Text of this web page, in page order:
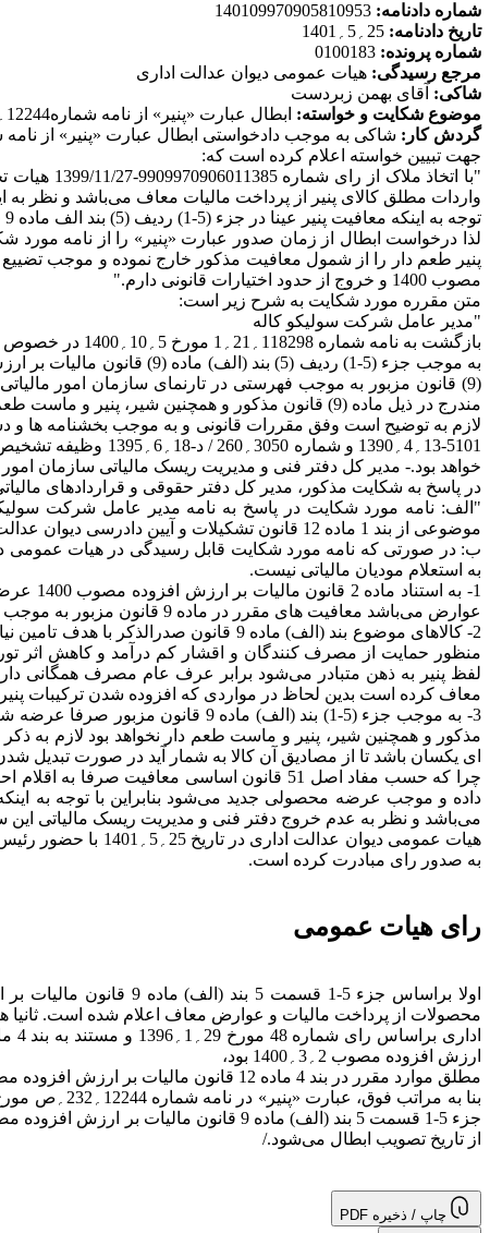
شماره دادنامه: 140109970905810953
تاریخ دادنامه: 25؍5؍1401
شماره پرونده: 0100183
مرجع رسیدگی: هیات عمومی دیوان عدالت اداری
شاکی: آقای بهمن زبردست
موضوع شکایت و خواسته: ابطال عبارت «پنیر» از نامه شماره12244؍232؍ص مورخ 26؍10؍1400 مدیر کل دفتر فنی و مدیریت ریسک مالیاتی سازمان امور مالیاتی کشور
گردش کار:
جهت تبیین خواسته اعلام کرده است که:
واردات مطلق کالای پنیر از پرداخت مالیات معاف می‌باشد و نظر
توجه به اینکه معافیت پنیر عینا در جزء (5-1) ردیف (5) بند الف ماده 9 قانون مالیات بر ارزش افزوده مصوب 1400 نیز ذکر شده
لذا درخواست ابطال از زمان صدور عبارت «پنیر» را از نامه مورد
مصوب 1400 و خروج از حدود اختیارات قانونی دارم."
متن مقرره مورد شکایت به شرح زیر است:
"مدیر عامل شرکت سولیکو کاله
بازگشت به نامه شماره 118298؍21؍1 مورخ 5؍10؍1400 در خصوص موضوع مطروحه به آگاهی می رساند:
مندرج در ذیل ماده (9) قانون مذکور و همچنین شیر، پنیر و ماست طعم دار نخواهد بود.
5101-13؍4؍1390
خواهد بود.- مدیر کل دفتر فنی و مدیریت ریسک مالیاتی سازمان
در پاسخ به شکایت مذکور، مدیر کل دفتر حقوقی و قراردادهای مالیاتی سازمان امور مالیاتی کشور به
"الف: نامه مورد شکایت در پاسخ به نامه مدیر عامل شرکت
موضوعی از بند 1 ماده 12 قانون تشکیلات و آیین دادرسی دیوان عدالت اداری دارد.
ب: در صورتی که نامه مورد شکایت قابل رسیدگی در هیات عمومی
به استعلام مودیان مالیاتی نیست.
عوارض می‌باشد معافیت های مقرر در ماده 9 قانون مزبور به موجب فهرستی در درگاه رسمی سازمان امور مالیاتی کشور به نشانی www.intamedia.ir بارگذاری شده و در دسترس عموم قرار دارد.
2- کالاهای موضوع بند (الف) ماده 9
لفظ پنیر به ذهن متبادر می‌شود برابر عرف عام مصرف همگانی
معاف کرده است بدین لحاظ در مواردی که افزوده شدن ترکیبات
مذکور و همچنین شیر، پنیر و ماست طعم دار نخواهد بود لازم به
ای یکسان باشد تا از مصادیق آن کالا به شمار آید در صورت تبدیل
چرا که حسب مفاد اصل 51 قانون اساسی
می‌باشد و نظر به عدم خروج دفتر فنی و مدیریت ریسک مالیاتی
هیات عمومی
به صدور رای مبادرت کرده است.
رای هیات عمومی
ارزش افزوده مصوب 2؍3؍1400 بود،
از تاریخ تصویب ابطال می‌شود./
چاپ / ذخیره PDF